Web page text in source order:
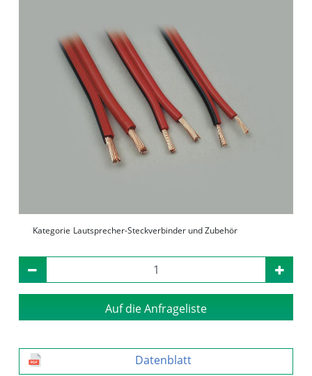
Kategorie Lautsprecher-Steckverbinder und Zubehör
Auf die Anfrageliste
Datenblatt